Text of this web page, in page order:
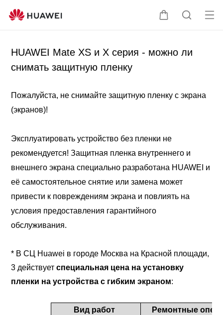
по
HUAWEI Mate XS и X серия - можно ли
снимать защитную пленку
Пожалуйста, не снимайте защитную пленку с экрана
(экранов)!
Эксплуатировать устройство без пленки не
рекомендуется! Защитная пленка внутреннего и
внешнего экрана специально разработана HUAWEI и
её самостоятельное снятие или замена может
привести к повреждениям экрана и повлиять на
условия предоставления гарантийного
обслуживания.
* В СЦ Huawei в городе Москва на Красной площади,
3 действуетспециальная цена на установку
пленки на устройства с гибким экраном:
Вид работ Ремонтные